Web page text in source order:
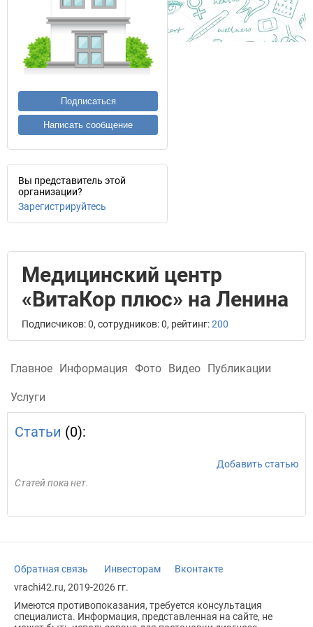
Подписаться
Написать сообщение
Вы представитель этой
организации?
Зарегистрируйтесь
Медицинский центр
«ВитаКор плюс» на Ленина
Подписчиков: 0, сотрудников: 0, рейтинг:200
Главное Информация Фото Видео Публикации
Услуги
Статьи (0):
Добавить статью
Статей пока нет.
Обратная связь Инвесторам
Вконтакте
vrachi42.ru, 2019-2026 гг.
Имеются противопоказания, требуется консультация
специалиста. Информация, представленная на сайте, не